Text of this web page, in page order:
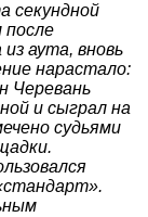
секундной
после
аута, вновь
нарастало:
Черевань
и сыграл на
судьями